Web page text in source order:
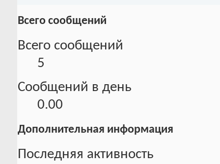
Всего сообщений
Всего сообщений
5
Сообщений в день
0.00
Дополнительная информация
Последняя активность